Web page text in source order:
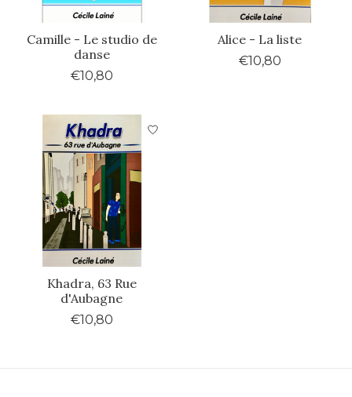
Camille - Le studio de
danse
€10,80
Alice - La liste
€10,80
Khadra, 63 Rue
d'Aubagne
€10,80